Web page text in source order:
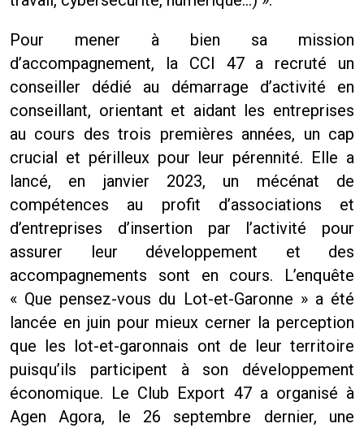
Pour mener à bien sa mission
d’accompagnement, la CCI 47 a recruté un
conseiller dédié au démarrage d’activité en
conseillant, orientant et aidant les entreprises
au cours des trois premières années, un cap
crucial et périlleux pour leur pérennité. Elle a
lancé, en janvier 2023, un mécénat de
compétences au profit d’associations et
d’entreprises d’insertion par l’activité pour
assurer leur développement et des
accompagnements sont en cours. L’enquête
« Que pensez-vous du Lot-et-Garonne » a été
lancée en juin pour mieux cerner la perception
que les lot-et-garonnais ont de leur territoire
puisqu’ils participent à son développement
économique. Le Club Export 47 a organisé à
Agen Agora, le 26 septembre dernier, une